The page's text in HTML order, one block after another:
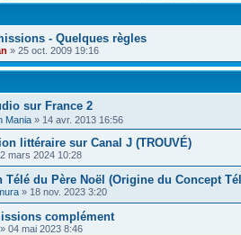
- Quelques règles
» 25 oct. 2009 19:16
sur France 2
Mania » 14 avr. 2013 16:56
littéraire sur Canal J (TROUVÉ)
mars 2024 10:28
du Père Noël (Origine du Concept
» 18 nov. 2023 3:20
complément
» 04 mai 2023 8:46